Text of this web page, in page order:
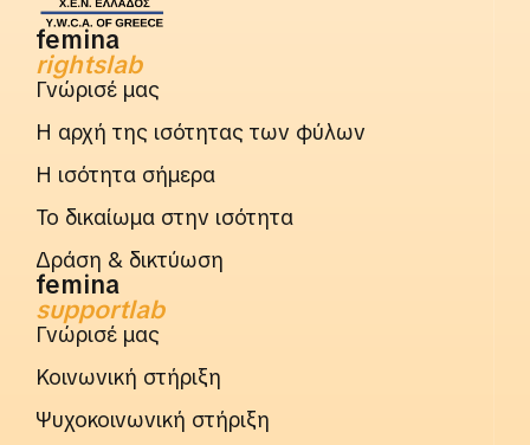
femina
rightslab
Γνώρισέ μας
Η αρχή της ισότητας των φύλων
Η ισότητα σήμερα
Το δικαίωμα στην ισότητα
Δράση & δικτύωση
femina
supportlab
Γνώρισέ μας
Κοινωνική στήριξη
Ψυχοκοινωνική στήριξη